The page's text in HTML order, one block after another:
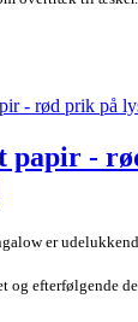
papir -
er
og efterfølgende